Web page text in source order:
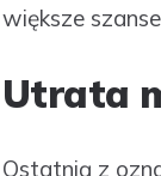
większe
Utrata
Ostatnią z